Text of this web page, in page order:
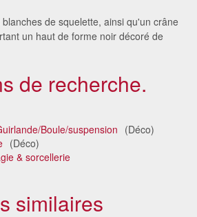
de squelette, ainsi qu'un crâne
un haut de forme noir décoré de
de recherche.
Boule/suspension (Déco)
(Déco)
& sorcellerie
similaires